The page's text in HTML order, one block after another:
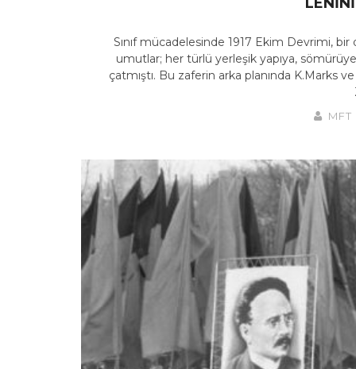
Sınıf mücadelesinde 1917 Ekim Devrimi,
umutlar; her türlü yerleşik yapıya,
çatmıştı. Bu zaferin arka planında K.Marks
MFT